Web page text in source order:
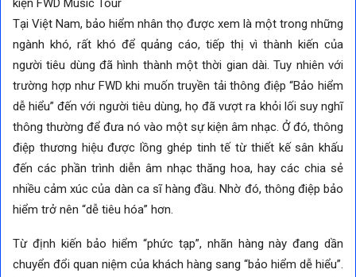
kiện FWD Music Tour
Tại Việt Nam, bảo hiểm nhân thọ được xem là một trong những
ngành khó, rất khó để quảng cáo, tiếp thị vì thành kiến của
người tiêu dùng đã hình thành một thời gian dài. Tuy nhiên với
trường hợp như FWD khi muốn truyền tải thông điệp “Bảo hiểm
dễ hiểu” đến với người tiêu dùng, họ đã vượt ra khỏi lối suy nghĩ
thông thường để đưa nó vào một sự kiện âm nhạc. Ở đó, thông
điệp thương hiệu được lồng ghép tinh tế từ thiết kế sân khấu
đến các phần trình diễn âm nhạc thăng hoa, hay các chia sẻ
nhiều cảm xúc của dàn ca sĩ hàng đầu. Nhờ đó, thông điệp bảo
hiểm trở nên “dễ tiêu hóa” hơn.
Từ định kiến bảo hiểm “phức tạp”, nhãn hàng này đang dần
chuyển đổi quan niệm của khách hàng sang “bảo hiểm dễ hiểu”.